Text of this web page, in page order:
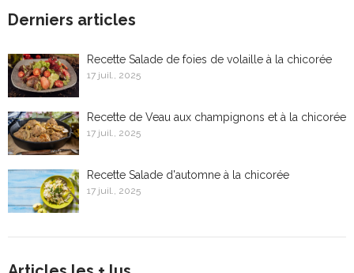
Derniers articles
Recette Salade de foies de volaille à la chicorée
17 juil., 2025
Recette de Veau aux champignons et à la chicorée
17 juil., 2025
Recette Salade d'automne à la chicorée
17 juil., 2025